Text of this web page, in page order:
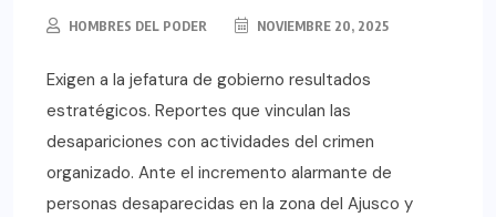
HOMBRES DEL PODER NOVIEMBRE 20, 2025
Exigen a la jefatura de gobierno resultados
estratégicos. Reportes que vinculan las
desapariciones con actividades del crimen
organizado. Ante el incremento alarmante de
personas desaparecidas en la zona del Ajusco y